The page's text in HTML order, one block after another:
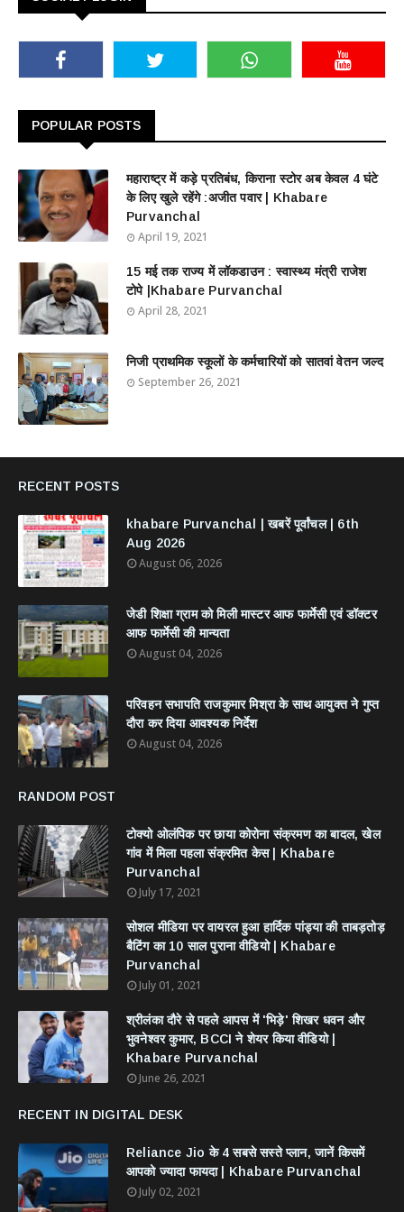
POPULAR POSTS
महाराष्ट्र में कड़े प्रतिबंध, किराना स्टोर अब केवल 4 घंटे
के लिए खुले रहेंगे :अजीत पवार | Khabare
Purvanchal
April 19, 2021
15 मई तक राज्य में लॉकडाउन : स्वास्थ्य मंत्री राजेश
टोपे |Khabare Purvanchal
April 28, 2021
निजी प्राथमिक स्कूलों के कर्मचारियों को सातवां वेतन जल्द
September 26, 2021
RECENT POSTS
khabare Purvanchal | खबरें पूर्वांचल | 6th
Aug 2026
August 06, 2026
जेडी शिक्षा ग्राम को मिली मास्टर आफ फार्मेसी एवं डॉक्टर
आफ फार्मेसी की मान्यता
August 04, 2026
परिवहन सभापति राजकुमार मिश्रा के साथ आयुक्त ने गुप्त
दौरा कर दिया आवश्यक निर्देश
August 04, 2026
RANDOM POST
टोक्यो ओलंपिक पर छाया कोरोना संक्रमण का बादल, खेल
गांव में मिला पहला संक्रमित केस | Khabare
Purvanchal
July 17, 2021
सोशल मीडिया पर वायरल हुआ हार्दिक पांड्या की ताबड़तोड़
बैटिंग का 10 साल पुराना वीडियो | Khabare
Purvanchal
July 01, 2021
श्रीलंका दौरे से पहले आपस में 'भिड़े' शिखर धवन और
भुवनेश्वर कुमार, BCCI ने शेयर किया वीडियो |
Khabare Purvanchal
June 26, 2021
RECENT IN DIGITAL DESK
Reliance Jio के 4 सबसे सस्ते प्लान, जानें किसमें
आपको ज्यादा फायदा | Khabare Purvanchal
July 02, 2021